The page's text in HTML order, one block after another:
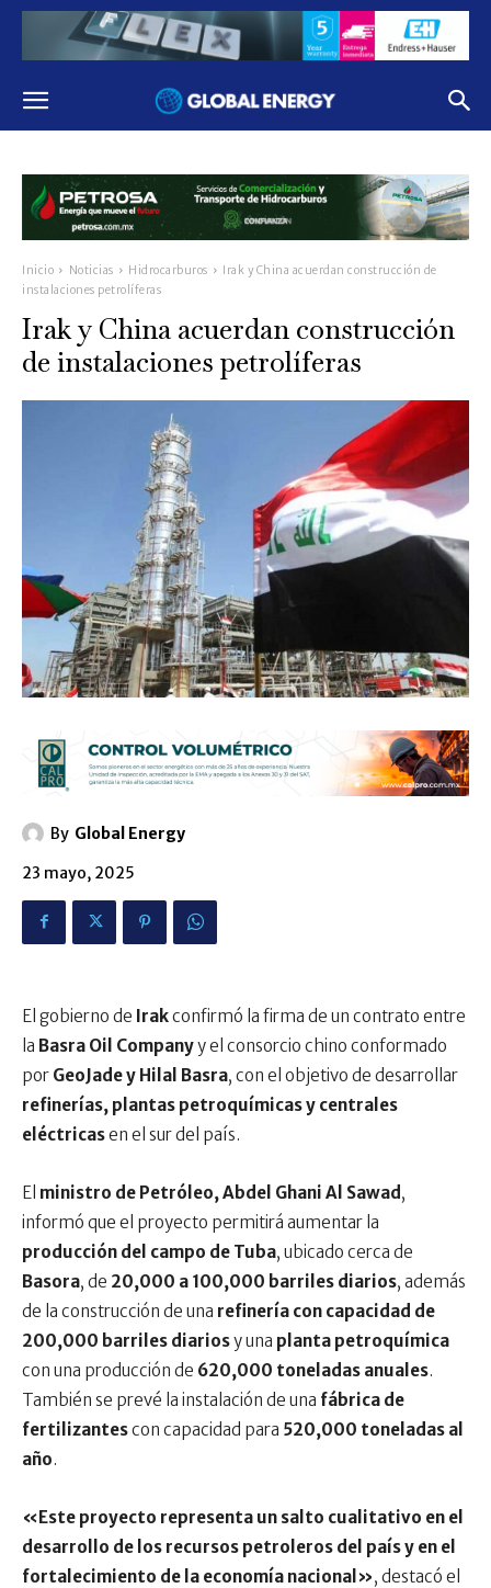
Inicio Noticias Hidrocarburos
Irak y China acuerdan construcción de
instalaciones petrolíferas
Irak y China acuerdan construcción
de instalaciones petrolíferas
By Global Energy
23 mayo, 2025
El gobierno de Irakconfirmó la firma de un contrato entre
la Basra Oil Companyy el consorcio chino conformado
por GeoJade y Hilal Basra, con el objetivo de desarrollar
refinerías, plantas petroquímicas y centrales
eléctricasen el sur del país.
El ministro de Petróleo, Abdel Ghani Al Sawad ,
informó que el proyecto permitirá aumentar la
producción del campo de Tuba, ubicado cerca de
Basora, de 20,000 a 100,000 barriles diarios, además
de la construcción de una refinería con capacidad de
200,000 barriles diariosy una planta petroquímica
con una producción de 620,000 toneladas anuales.
También se prevé la instalación de una fábrica de
fertilizantescon capacidad para 520,000 toneladas al
año.
«Este proyecto representa un salto cualitativo en el
desarrollo de los recursos petroleros del país y en el
fortalecimiento de la economía nacional», destacó el